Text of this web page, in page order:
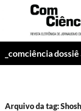
_comciência
Arquivo da tag: